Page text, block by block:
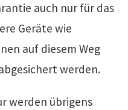
auch nur für das
Geräte wie
auf diesem Weg
werden.
werden übrigens